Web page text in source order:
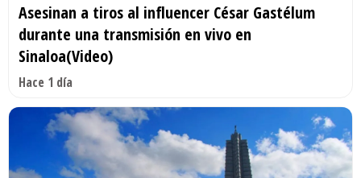
Asesinan a tiros al influencer César Gastélum
durante una transmisión en vivo en
Sinaloa(Video)
Hace 1 día